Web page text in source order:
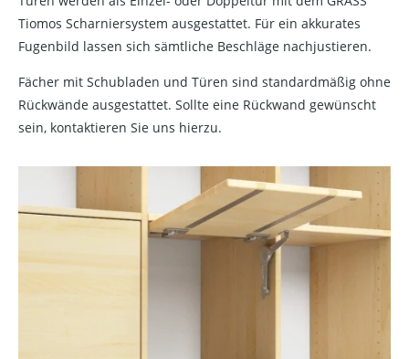
Tiomos Scharniersystem ausgestattet. Für ein akkurates
Fugenbild lassen sich sämtliche Beschläge nachjustieren.
Fächer mit Schubladen und Türen sind standardmäßig ohne
Rückwände ausgestattet. Sollte eine Rückwand gewünscht
sein, kontaktieren Sie uns hierzu.